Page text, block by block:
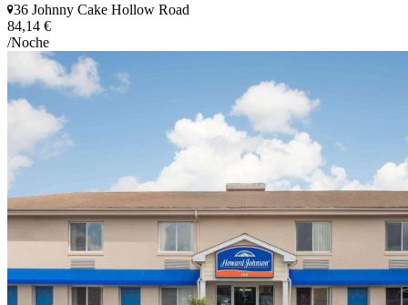
36 Johnny Cake Hollow Road
84,14 €
/Noche